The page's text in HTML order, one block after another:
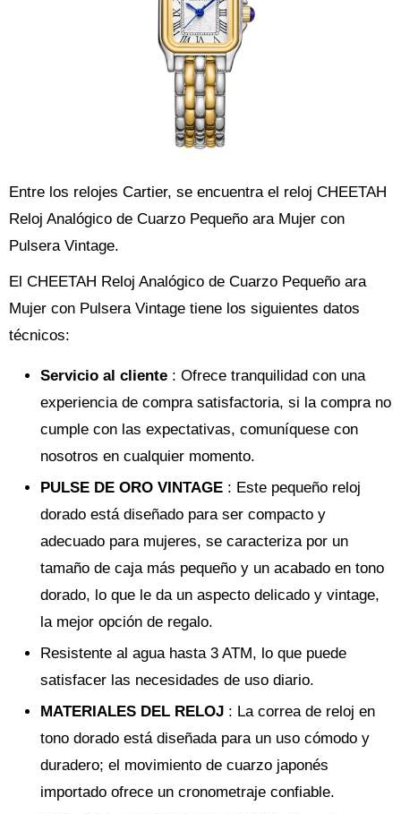
Entre los relojes Cartier, se encuentra el reloj CHEETAH
Reloj Analógico de Cuarzo Pequeño ara Mujer con
Pulsera Vintage.
El CHEETAH Reloj Analógico de Cuarzo Pequeño ara
Mujer con Pulsera Vintage tiene los siguientes datos
técnicos:
Servicio al cliente : Ofrece tranquilidad con una
experiencia de compra satisfactoria, si la compra no
cumple con las expectativas, comuníquese con
nosotros en cualquier momento.
PULSE DE ORO VINTAGE : Este pequeño reloj
dorado está diseñado para ser compacto y
adecuado para mujeres, se caracteriza por un
tamaño de caja más pequeño y un acabado en tono
dorado, lo que le da un aspecto delicado y vintage,
la mejor opción de regalo.
Resistente al agua hasta 3 ATM, lo que puede
satisfacer las necesidades de uso diario.
MATERIALES DEL RELOJ : La correa de reloj en
tono dorado está diseñada para un uso cómodo y
duradero; el movimiento de cuarzo japonés
importado ofrece un cronometraje confiable.